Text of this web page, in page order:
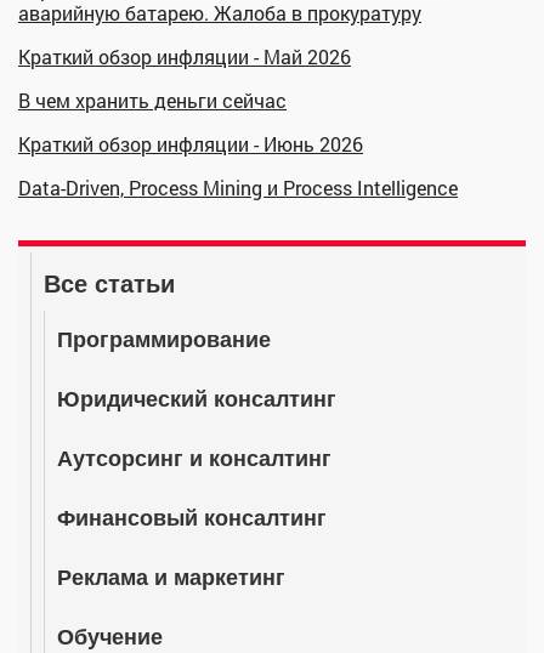
аварийную батарею. Жалоба в прокуратуру
Краткий обзор инфляции - Май 2026
В чем хранить деньги сейчас
Краткий обзор инфляции - Июнь 2026
Data-Driven, Process Mining и Process Intelligence
Все статьи
Программирование
Юридический консалтинг
Аутсорсинг и консалтинг
Финансовый консалтинг
Реклама и маркетинг
Обучение